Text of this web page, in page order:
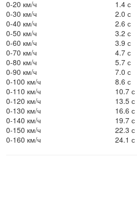
0-20 км/ч
1.4 с
0-30 км/ч
2.0 с
0-40 км/ч
2.6 с
0-50 км/ч
3.2 с
0-60 км/ч
3.9 с
0-70 км/ч
4.7 с
0-80 км/ч
5.7 с
0-90 км/ч
7.0 с
0-100 км/ч
8.6 с
0-110 км/ч
10.7 с
0-120 км/ч
13.5 с
0-130 км/ч
16.6 с
0-140 км/ч
19.7 с
0-150 км/ч
22.3 с
0-160 км/ч
24.1 с